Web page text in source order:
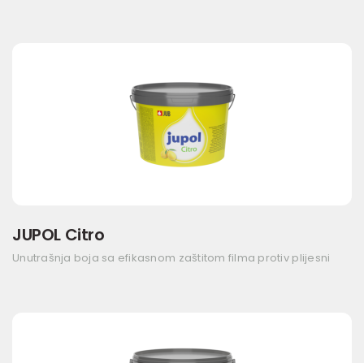
JUPOL Citro
Unutrašnja boja sa efikasnom zaštitom filma protiv plijesni